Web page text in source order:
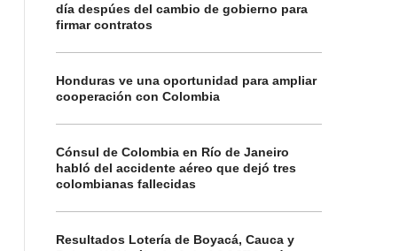
día despúes del cambio de gobierno para
firmar contratos
Honduras ve una oportunidad para ampliar
cooperación con Colombia
Cónsul de Colombia en Río de Janeiro
habló del accidente aéreo que dejó tres
colombianas fallecidas
Resultados Lotería de Boyacá, Cauca y